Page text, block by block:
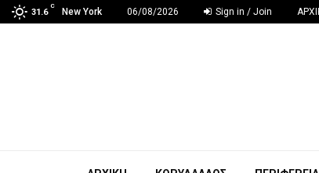
31.6
C
New York 06/08/2026 Sign in / Join